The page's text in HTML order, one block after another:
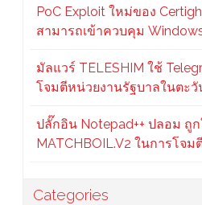
PoC Exploit ใหม่ของ
สามารถเข้าควบคุม
มัลแวร์ TELESHIM ใช้
โจมตีหน่วยงานรัฐบาลในตะ
ปลั๊กอิน Notepad++ ปลอม ถู
MATCHBOIL.V2 ในการโจ
Categories